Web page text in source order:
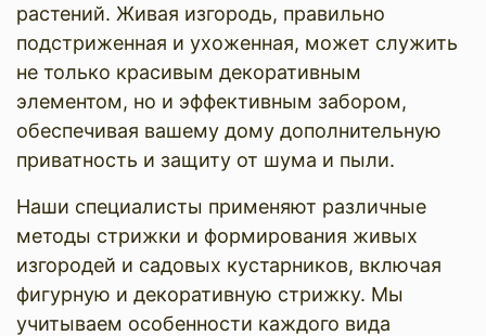
растений. Живая изгородь, правильно
подстриженная и ухоженная, может служить
не только красивым декоративным
элементом, но и эффективным забором,
обеспечивая вашему дому дополнительную
приватность и защиту от шума и пыли.
Наши специалисты применяют различные
методы стрижки и формирования живых
изгородей и садовых кустарников, включая
фигурную и декоративную стрижку. Мы
учитываем особенности каждого вида